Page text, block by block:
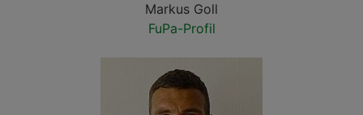
Markus Goll
FuPa-Profil